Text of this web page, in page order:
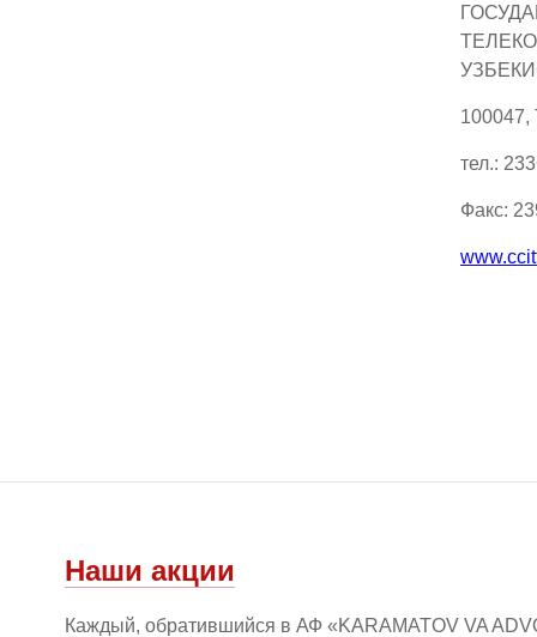
тел.:
Факс:
Наши акции
Каждый, обратившийся в АФ «KARAMATOV VA